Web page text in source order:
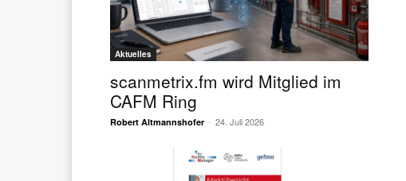
Aktuelles
scanmetrix.fm wird Mitglied im
CAFM Ring
Robert Altmannshofer - 24. Juli 2026